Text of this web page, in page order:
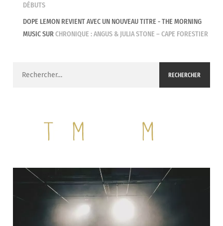
DÉBUTS
DOPE LEMON REVIENT AVEC UN NOUVEAU TITRE - THE MORNING
MUSICSURCHRONIQUE : ANGUS & JULIA STONE – CAPE FORESTIER